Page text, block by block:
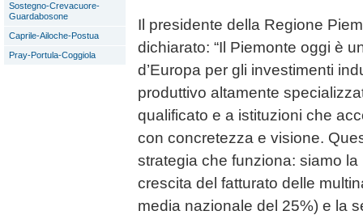
Sostegno-Crevacuore-
Guardabosone
Caprile-Ailoche-Postua
Pray-Portula-Coggiola
Il presidente della Regione
dichiarato: “Il Piemonte oggi è
d’Europa per gli investimenti
produttivo altamente
qualificato e a istituzioni che
con concretezza e visione.
strategia che funziona: siamo
crescita del fatturato delle
media nazionale del 25%) e la